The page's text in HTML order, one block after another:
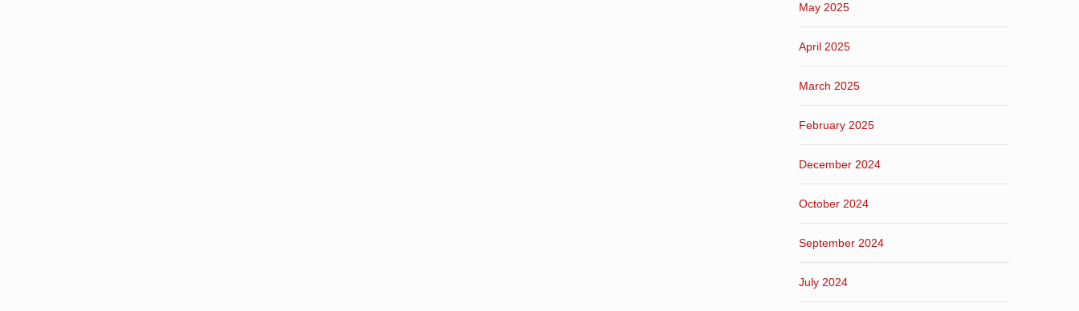
May 2025
April 2025
March 2025
February 2025
December 2024
October 2024
September 2024
July 2024